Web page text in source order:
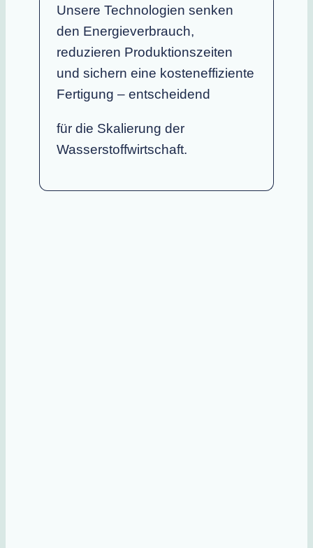
Unsere Technologien senken
den Energieverbrauch,
reduzieren Produktionszeiten
und sichern eine kosteneffiziente
Fertigung – entscheidend
für die Skalierung der
Wasserstoffwirtschaft.